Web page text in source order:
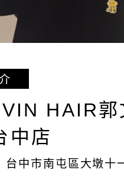
HAIR郭
中店
台中市南屯區大墩十